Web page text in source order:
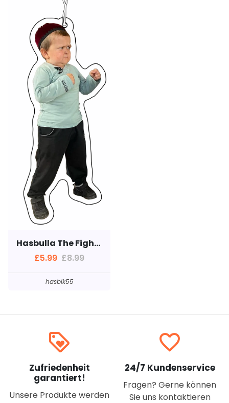
Hasbulla The Fighter
£5.99 £8.99
hasbik55
loyalty
Zufriedenheit
garantiert!
Unsere Produkte werden
favorite_border
24/7 Kundenservice
Fragen? Gerne können
Sie uns kontaktieren